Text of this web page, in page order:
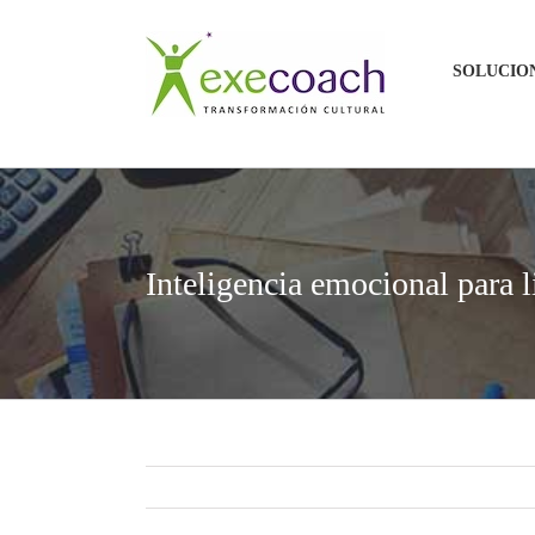
Inteligencia emocional para